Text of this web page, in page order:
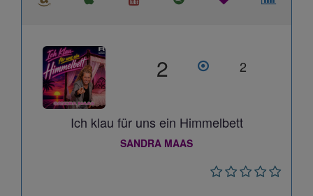
2 2
Ich klau für uns ein Himmelbett
SANDRA MAAS